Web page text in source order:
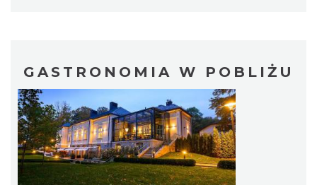
GASTRONOMIA W POBLIŻU